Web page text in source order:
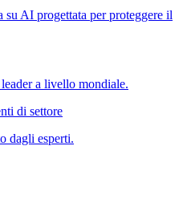
su AI progettata per proteggere il
a livello mondiale.
di settore
dagli esperti.